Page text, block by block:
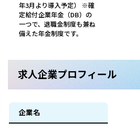
年3月より導入予定） ※確
定給付企業年金（DB）の
一つで、退職金制度も兼ね
備えた年金制度です。
求人企業プロフィール
企業名